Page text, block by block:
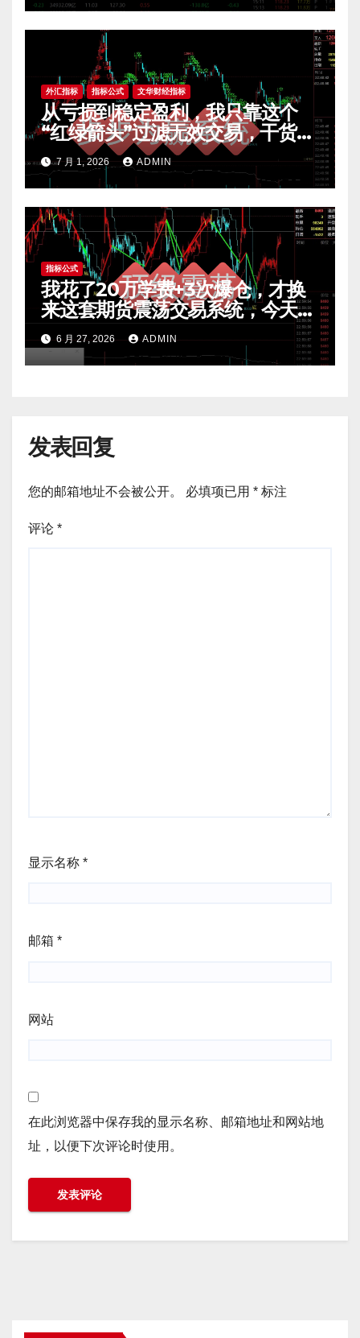
外汇指标 指标公式 文华财经指标
从亏损到稳定盈利，我只靠这个
“红绿箭头”过滤无效交易，干货全
公开 mt4指标
7 月 1, 2026 ADMIN
指标公式
我花了20万学费+3次爆仓，才换
来这套期货震荡交易系统，今天免
费公开核心逻辑
6 月 27, 2026 ADMIN
发表回复
您的邮箱地址不会被公开。 必填项已用 * 标注
评论 *
显示名称 *
邮箱 *
网站
在此浏览器中保存我的显示名称、邮箱地址和网站地
址，以便下次评论时使用。